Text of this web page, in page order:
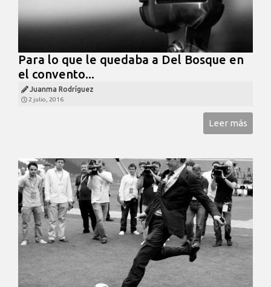
Para lo que le quedaba a Del Bosque en
el convento...
Juanma Rodríguez
2 julio, 2016
Leer más